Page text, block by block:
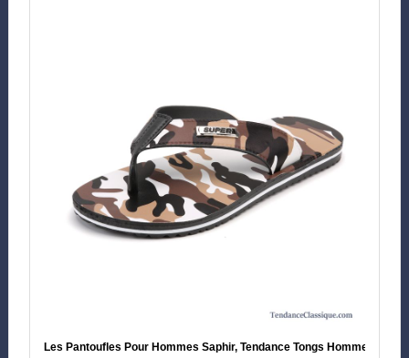
Les Pantoufles Pour Hommes Saphir, Tendance Tongs Homme